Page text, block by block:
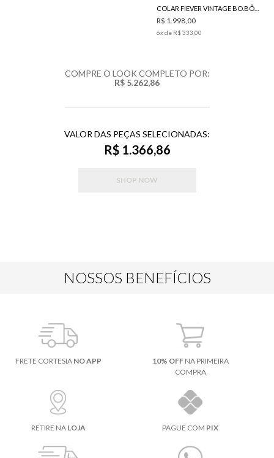
R$ 1.998,00
6x de R$ 333,00
COMPRE O LOOK COMPLETO POR:
R$ 5.262,86
VALOR DAS PEÇAS SELECIONADAS:
R$ 1.366,86
SHOP NOW
NOSSOS BENEFÍCIOS
FRETE CORTESIA NO APP 10% OFFNA PRIMEIRA
COMPRA
RETIRE NA LOJA PAGUE COM PIX